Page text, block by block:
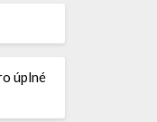
úplné